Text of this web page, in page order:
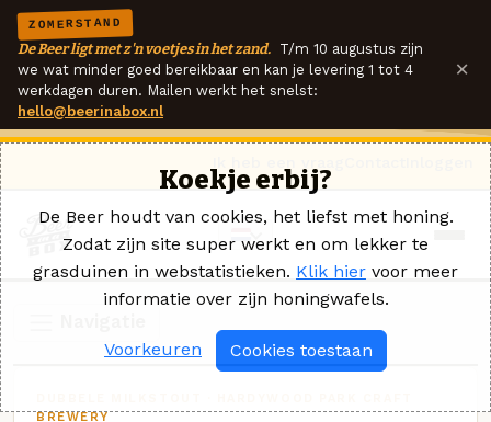
ZOMERSTAND
De Beer ligt met z'n voetjes in het zand. T/m 10 augustus zijn
we wat minder goed bereikbaar en kan je levering 1 tot 4
werkdagen duren. Mailen werkt het snelst:
hello@beerinabox.nl
×
BREWERY
Koekje erbij?
De Beer houdt van cookies, het liefst met honing.
Zodat zijn site super werkt en om lekker te
grasduinen in webstatistieken. Klik hier voor meer
informatie over zijn honingwafels.
Voorkeuren Cookies toestaan